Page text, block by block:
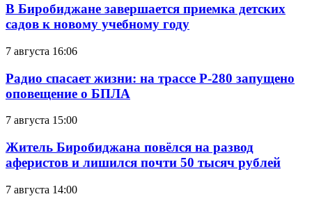
В Биробиджане завершается приемка детских
садов к новому учебному году
7 августа 16:06
Радио спасает жизни: на трассе Р-280 запущено
оповещение о БПЛА
7 августа 15:00
Житель Биробиджана повёлся на развод
аферистов и лишился почти 50 тысяч рублей
7 августа 14:00